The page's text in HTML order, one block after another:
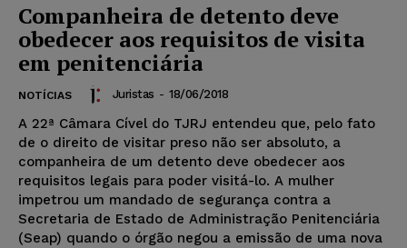
Companheira de detento deve
obedecer aos requisitos de visita
em penitenciária
NOTÍCIAS Juristas - 18/06/2018
A 22ª Câmara Cível do TJRJ entendeu que, pelo fato
de o direito de visitar preso não ser absoluto, a
companheira de um detento deve obedecer aos
requisitos legais para poder visitá-lo. A mulher
impetrou um mandado de segurança contra a
Secretaria de Estado de Administração Penitenciária
(Seap) quando o órgão negou a emissão de uma nova